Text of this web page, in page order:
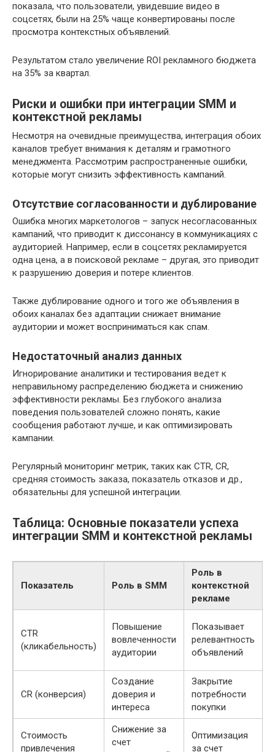
показала, что пользователи, увидевшие видео в
соцсетях, были на 25% чаще конвертированы после
просмотра контекстных объявлений.
Результатом стало увеличение ROI рекламного бюджета
на 35% за квартал.
Риски и ошибки при интеграции SMM и
контекстной рекламы
Несмотря на очевидные преимущества, интеграция обоих
каналов требует внимания к деталям и грамотного
менеджмента. Рассмотрим распространенные ошибки,
которые могут снизить эффективность кампаний.
Отсутствие согласованности и дублирование
Ошибка многих маркетологов – запуск несогласованных
кампаний, что приводит к диссонансу в коммуникациях с
аудиторией. Например, если в соцсетях рекламируется
одна цена, а в поисковой рекламе – другая, это приводит
к разрушению доверия и потере клиентов.
Также дублирование одного и того же объявления в
обоих каналах без адаптации снижает внимание
аудитории и может восприниматься как спам.
Недостаточный анализ данных
Игнорирование аналитики и тестирования ведет к
неправильному распределению бюджета и снижению
эффективности рекламы. Без глубокого анализа
поведения пользователей сложно понять, какие
сообщения работают лучше, и как оптимизировать
кампании.
Регулярный мониторинг метрик, таких как CTR, CR,
средняя стоимость заказа, показатель отказов и др.,
обязательны для успешной интеграции.
Таблица: Основные показатели успеха
интеграции SMM и контекстной рекламы
Показатель Роль в SMM
Роль в
контекстной
рекламе
CTR
(кликабельность)
Повышение
вовлеченности
аудитории
Показывает
релевантность
объявлений
CR (конверсия)
Создание
доверия и
интереса
Закрытие
потребности
покупки
Стоимость
привлечения
Снижение за
счет
Оптимизация
за счет